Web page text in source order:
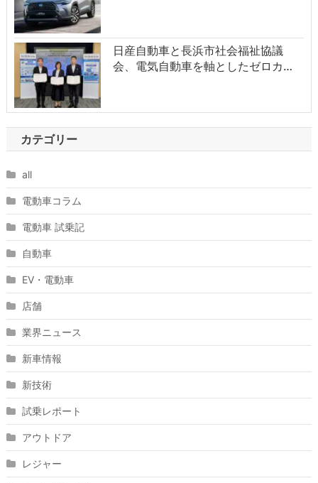
日産自動車と長浜市社会福祉協議
会、電気自動車を軸としたゼロカ…
カテゴリー
all
電動車コラム
電動車 試乗記
自動車
EV・電動車
店舗
業界ニュース
新車情報
新技術
試乗レポート
アウトドア
レジャー